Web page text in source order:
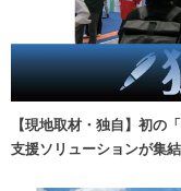
【現地取材・独自】初の
支援ソリューションが集結